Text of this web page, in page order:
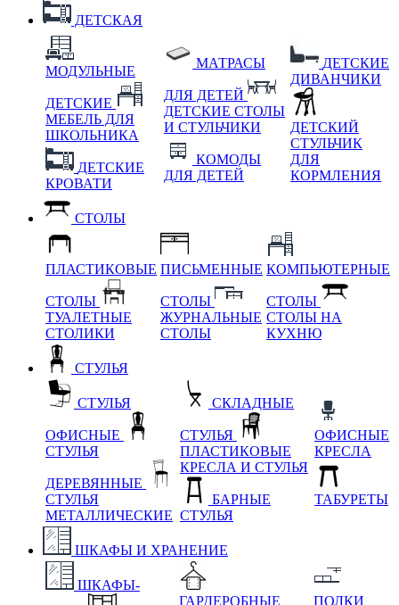
ДЕТСКАЯ
МОДУЛЬНЫЕ
ДЕТСКИЕ
МЕБЕЛЬ ДЛЯ
ШКОЛЬНИКА
ДЕТСКИЕ
КРОВАТИ
МАТРАСЫ
ДЛЯ ДЕТЕЙ
ДЕТСКИЕ СТОЛЫ
И СТУЛЬЧИКИ
КОМОДЫ
ДЛЯ ДЕТЕЙ
ДЕТСКИЕ
ДИВАНЧИКИ
ДЕТСКИЙ
СТУЛЬЧИК
ДЛЯ
КОРМЛЕНИЯ
СТОЛЫ
ПЛАСТИКОВЫЕ
СТОЛЫ
ТУАЛЕТНЫЕ
СТОЛИКИ
ПИСЬМЕННЫЕ
СТОЛЫ
ЖУРНАЛЬНЫЕ
СТОЛЫ
КОМПЬЮТЕРНЫЕ
СТОЛЫ
СТОЛЫ НА
КУХНЮ
СТУЛЬЯ
СТУЛЬЯ
ОФИСНЫЕ
СТУЛЬЯ
ДЕРЕВЯННЫЕ
СТУЛЬЯ
МЕТАЛЛИЧЕСКИЕ
СКЛАДНЫЕ
СТУЛЬЯ
ПЛАСТИКОВЫЕ
КРЕСЛА И СТУЛЬЯ
БАРНЫЕ
СТУЛЬЯ
ОФИСНЫЕ
КРЕСЛА
ТАБУРЕТЫ
ШКАФЫ И ХРАНЕНИЕ
ШКАФЫ-
ГАРДЕРОБНЫЕ
ПОЛКИ